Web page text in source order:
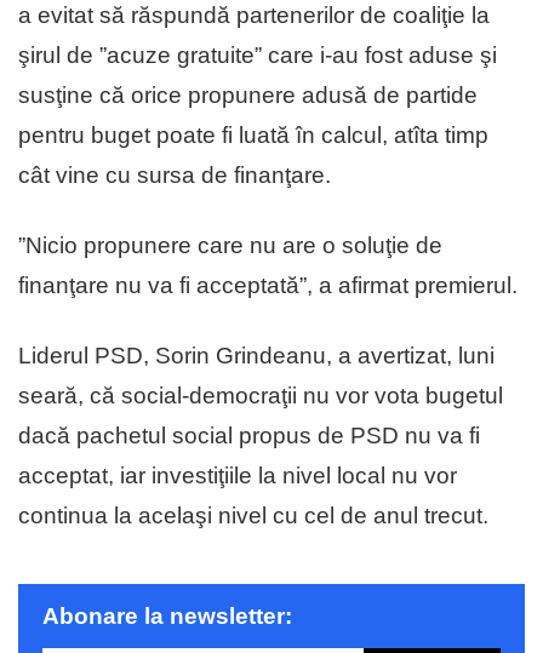
a evitat să răspundă partenerilor de coaliţie la
şirul de ”acuze gratuite” care i-au fost aduse şi
susţine că orice propunere adusă de partide
pentru buget poate fi luată în calcul, atîta timp
cât vine cu sursa de finanţare.
”Nicio propunere care nu are o soluţie de
finanţare nu va fi acceptată”, a afirmat premierul.
Liderul PSD, Sorin Grindeanu, a avertizat, luni
seară, că social-democraţii nu vor vota bugetul
dacă pachetul social propus de PSD nu va fi
acceptat, iar investiţiile la nivel local nu vor
continua la acelaşi nivel cu cel de anul trecut.
Abonare la newsletter: